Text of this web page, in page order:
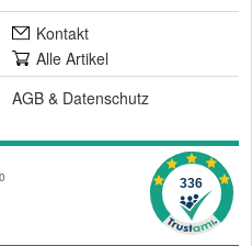
Kontakt
Alle Artikel
AGB & Datenschutz